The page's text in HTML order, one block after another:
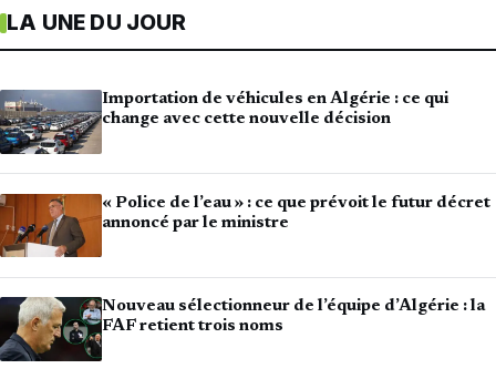
LA UNE DU JOUR
Importation de véhicules en Algérie : ce qui
change avec cette nouvelle décision
« Police de l’eau » : ce que prévoit le futur décret
annoncé par le ministre
Nouveau sélectionneur de l’équipe d’Algérie : la
FAF retient trois noms